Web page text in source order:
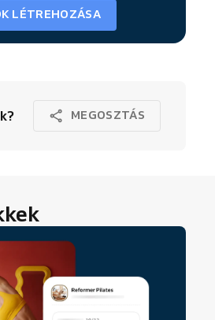
LÉTREHOZÁSA
MEGOSZTÁS